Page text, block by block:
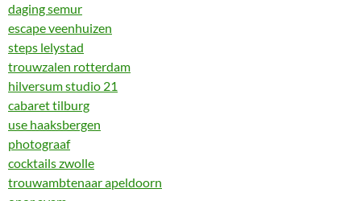
daging semur
escape veenhuizen
steps lelystad
trouwzalen rotterdam
hilversum studio 21
cabaret tilburg
use haaksbergen
photograaf
cocktails zwolle
trouwambtenaar apeldoorn